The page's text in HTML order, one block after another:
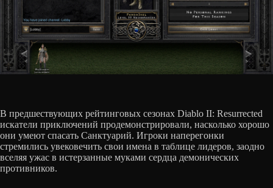
В предшествующих рейтинговых сезонах Diablo II: Resurrected
искатели приключений продемонстрировали, насколько хорошо
они умеют спасать Санктуарий. Игроки наперегонки
стремились увековечить свои имена в таблице лидеров, заодно
вселяя ужас в истерзанные муками сердца демонических
противников.